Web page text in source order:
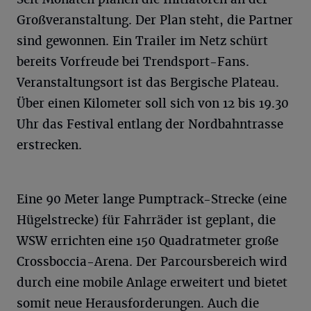
Großveranstaltung. Der Plan steht, die Partner
sind gewonnen. Ein Trailer im Netz schürt
bereits Vorfreude bei Trendsport-Fans.
Veranstaltungsort ist das Bergische Plateau.
Über einen Kilometer soll sich von 12 bis 19.30
Uhr das Festival entlang der Nordbahntrasse
erstrecken.
Eine 90 Meter lange Pumptrack-Strecke (eine
Hügelstrecke) für Fahrräder ist geplant, die
WSW errichten eine 150 Quadratmeter große
Crossboccia-Arena. Der Parcoursbereich wird
durch eine mobile Anlage erweitert und bietet
somit neue Herausforderungen. Auch die